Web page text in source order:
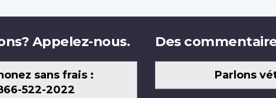
Appelez-nous.
sans frais :
522-2022
Des
Parlons